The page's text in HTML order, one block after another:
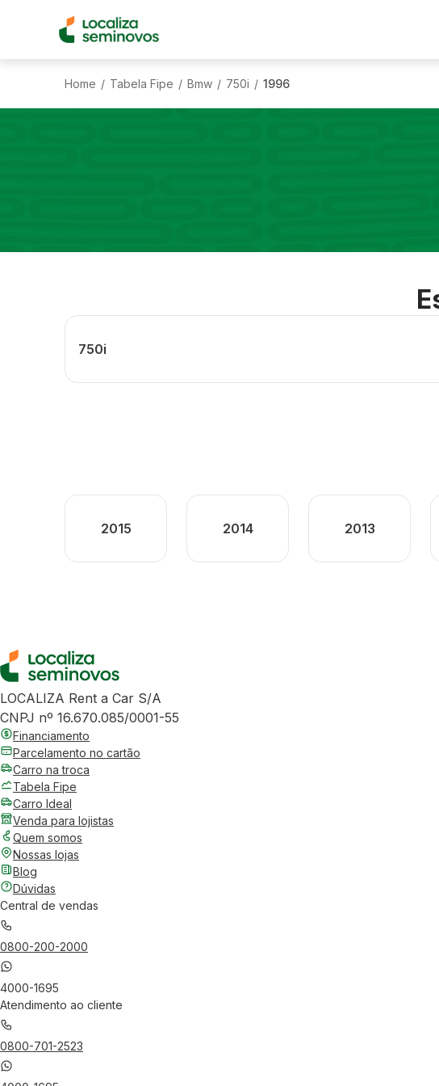
Home / Tabela Fipe / Bmw / 750i / 1996
750i
2015 2014 2013
LOCALIZA Rent a Car S/A
CNPJ nº 16.670.085/0001-55
Financiamento
Parcelamento no cartão
Carro na troca
Tabela Fipe
Carro Ideal
Venda para lojistas
Quem somos
Nossas lojas
Blog
Dúvidas
Central de vendas
0800-200-2000
4000-1695
Atendimento ao cliente
0800-701-2523